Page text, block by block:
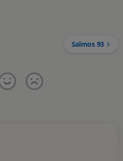
Salmos 93